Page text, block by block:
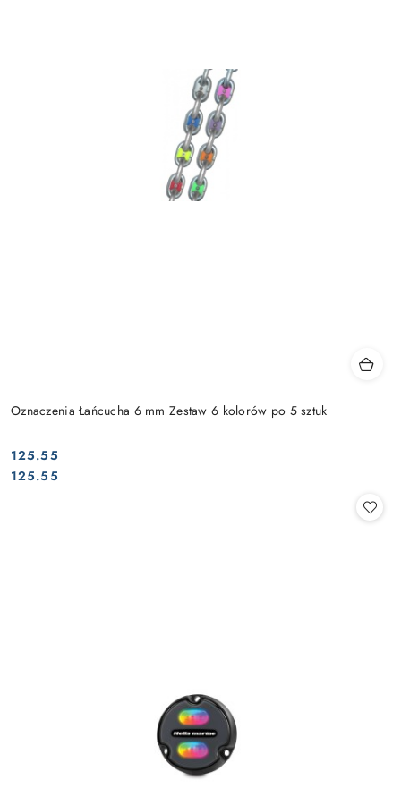
Oznaczenia Łańcucha 6 mm Zestaw 6 kolorów po 5 sztuk
Cena:
125.55
Cena:
125.55